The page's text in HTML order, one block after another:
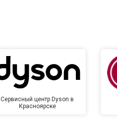
Сервисный центр Dyson в
Красноярске